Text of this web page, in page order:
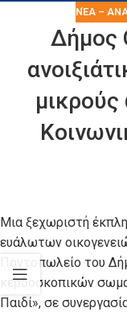
ΝΈΑ –
Δήμος
Μια ξεχωριστή
ευάλωτων
Παντοπωλείο του
κερδοσκοπικών
Παιδί», σε